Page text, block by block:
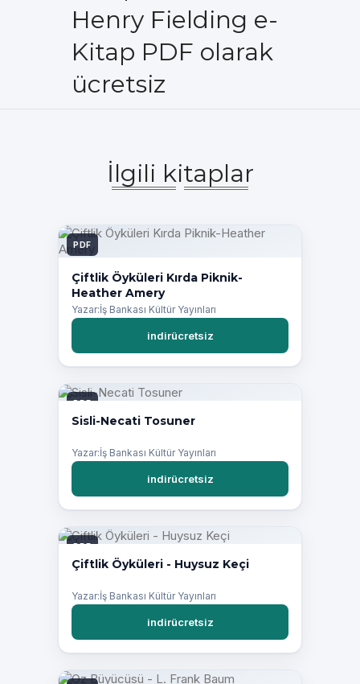
Henry Fielding e-
Kitap PDF olarak
ücretsiz
İlgili kitaplar
PDF
Çiftlik Öyküleri Kırda Piknik-
Heather Amery
Yazar:İş Bankası Kültür Yayınları
indirücretsiz
PDF
Sisli-Necati Tosuner
Yazar:İş Bankası Kültür Yayınları
indirücretsiz
PDF
Çiftlik Öyküleri - Huysuz Keçi
Yazar:İş Bankası Kültür Yayınları
indirücretsiz